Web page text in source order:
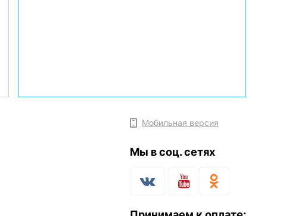
Мобильная версия
Мы в соц. сетях